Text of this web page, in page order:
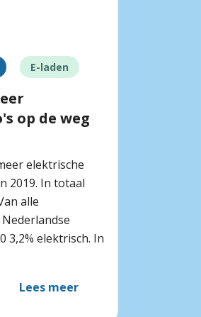
E-laden
op de weg
elektrische
2019. In totaal
alle
3,2% elektrisch. In
Lees meer